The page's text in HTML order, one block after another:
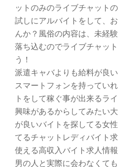
ットのみのライブチャット
試しにアルバイトをして、
んか？風俗の内容は、未経
落ち込むのでライブチャッ
う！
派遣キャバよりも給料が良
スマートフォンを持ってい
トをして稼ぐ事が出来るラ
興味があるからしてみたい
が良いバイトを探してる女
てるチャットレディバイト
使える高収入バイト求人情
男の人と実際に会わなくて